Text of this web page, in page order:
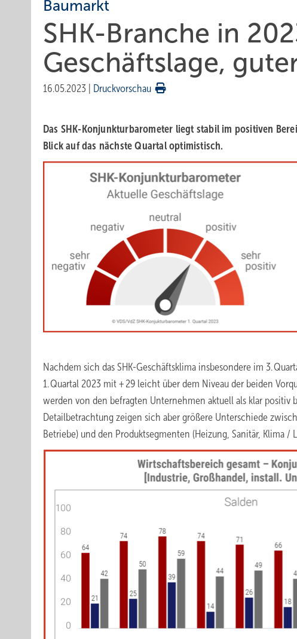
Baumarkt
SHK-Branche in
Geschäftslage,
16.05.2023 Druckvorschau
Das SHK-Konjunkturbarometer liegt stabil im positiven
Blick auf das nächste Quartal optimistisch.
Nachdem sich das SHK-Geschäftsklima insbesondere im 3.
1. Quartal 2023 mit + 29 leicht über dem Niveau der beiden
werden von den befragten Unternehmen aktuell als klar
Detailbetrachtung zeigen sich aber größere Unterschiede
Betriebe) und den Produktsegmenten (Heizung, Sanitär, Klima /